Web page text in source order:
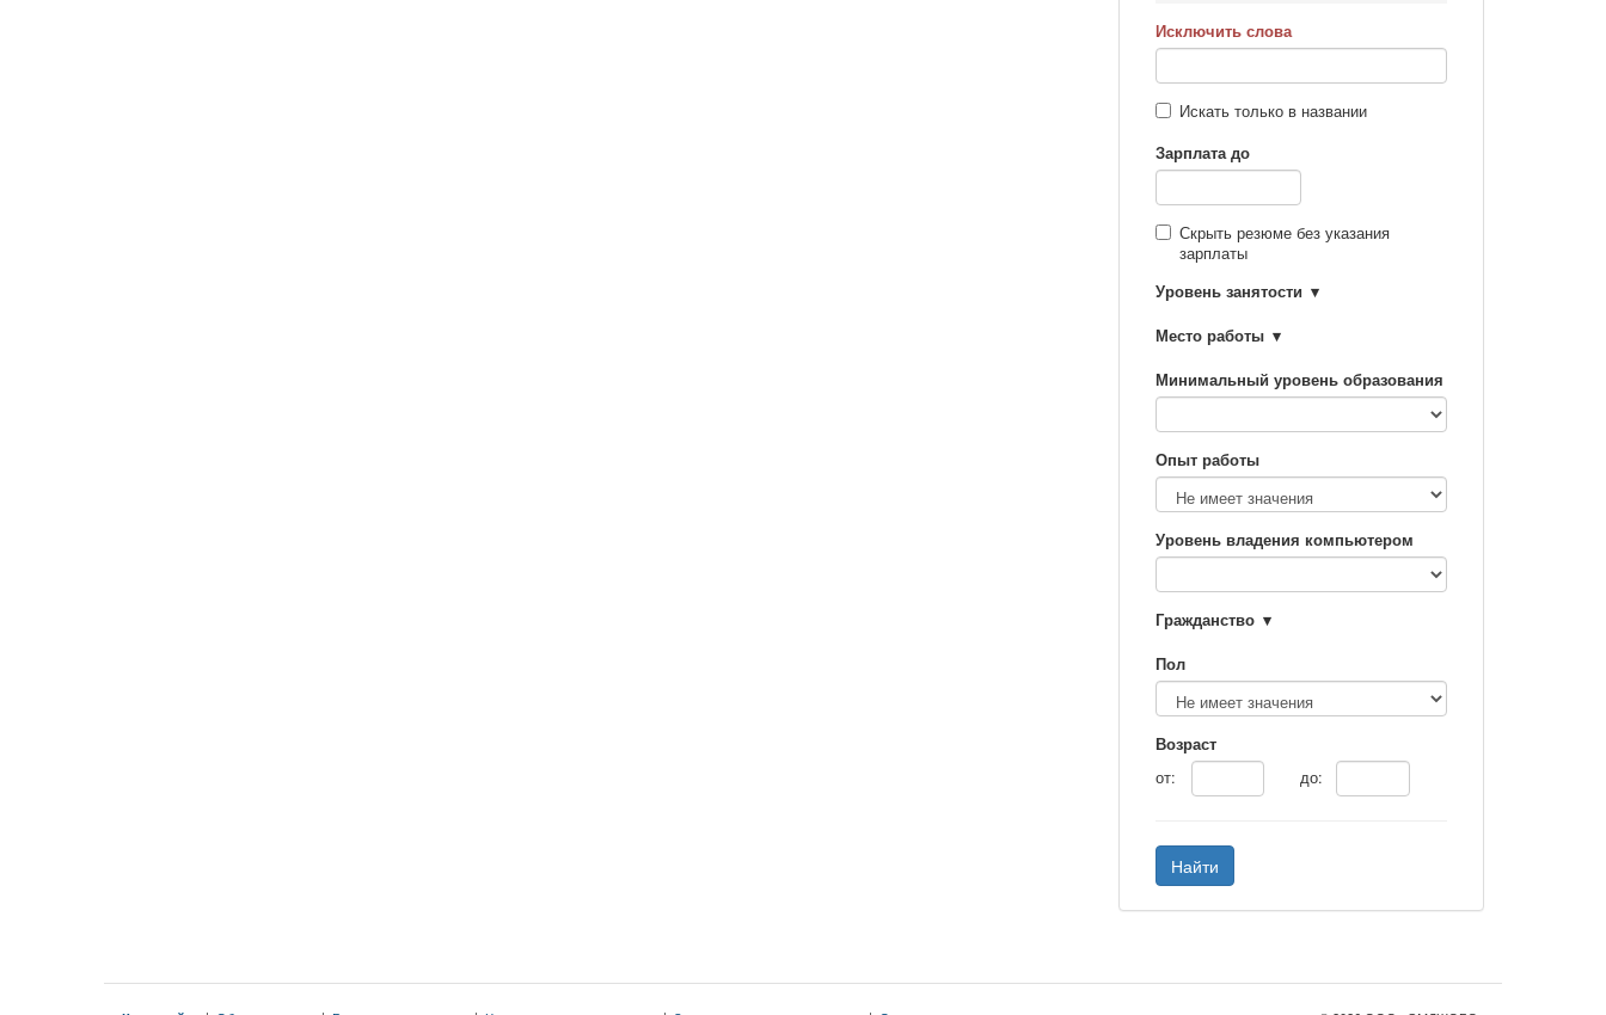
Исключить слова
Искать только в названии
Зарплата до
Скрыть резюме без указания
зарплаты
Уровень занятости
Место работы
Минимальный уровень образования
Опыт работы
Уровень владения компьютером
Гражданство
Пол
Возраст
от:
до:
Найти